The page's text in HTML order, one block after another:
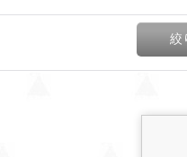
絞